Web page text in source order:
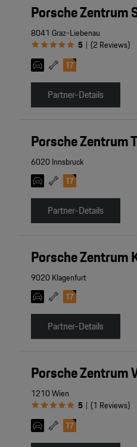
Porsche Zentrum
8041 Graz-Liebenau
5 | (2 Reviews)
Partner-Details
Porsche Zentrum
6020 Innsbruck
Partner-Details
Porsche Zentrum
9020 Klagenfurt
Partner-Details
Porsche Zentrum
1210 Wien
5 | (1 Reviews)